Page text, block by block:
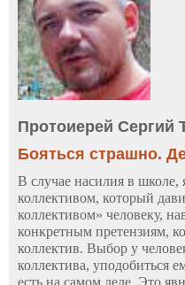
Протоиерей Сергий
Бояться страшно.
В случае насилия в школе,
коллективом, который
коллективом» человеку,
конкретным претензиям,
коллектив. Выбор у
коллектива, уподобиться
есть на самом деле. Это